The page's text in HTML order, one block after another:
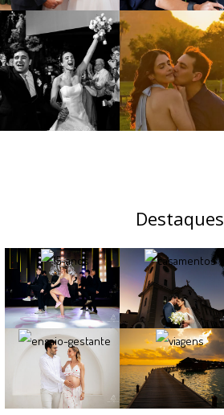
Destaques